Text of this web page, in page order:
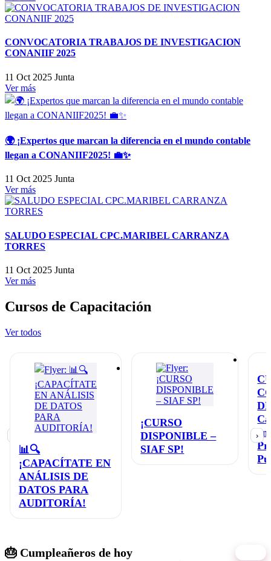
CONVOCATORIA TRABAJOS DE INVESTIGACION
CONANIIF 2025
11 Oct 2025 Junta
Ver más
🌍 ¡Expertos que marcan la diferencia en el mundo contable
llegan a CONANIIF2025! 💼✨
11 Oct 2025 Junta
Ver más
SALUDO ESPECIAL CPC.MARIBEL CARRANZA
TORRES
11 Oct 2025 Junta
Ver más
Cursos de Capacitación
Ver todos
📊🔍
¡CAPACÍTATE EN
ANÁLISIS DE
DATOS PARA
AUDITORÍA!
¡CURSO
DISPONIBLE –
SIAF SP!
en
›
🎂 Cumpleañeros de hoy